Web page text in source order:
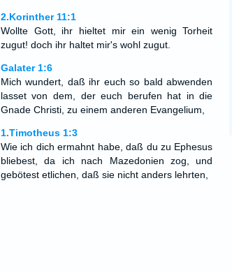
2.Korinther 11:1
Wollte Gott, ihr hieltet mir ein wenig Torheit
zugut! doch ihr haltet mir's wohl zugut.
Galater 1:6
Mich wundert, daß ihr euch so bald abwenden
lasset von dem, der euch berufen hat in die
Gnade Christi, zu einem anderen Evangelium,
1.Timotheus 1:3
Wie ich dich ermahnt habe, daß du zu Ephesus
bliebest, da ich nach Mazedonien zog, und
gebötest etlichen, daß sie nicht anders lehrten,